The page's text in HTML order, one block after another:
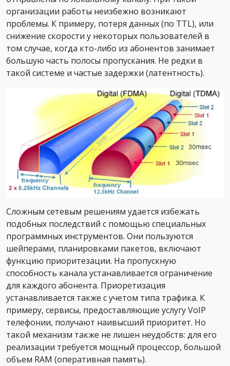
организации работы неизбежно возникают
проблемы. К примеру, потеря данных (по TTL), или
снижение скорости у некоторых пользователей в
том случае, когда кто-либо из абонентов занимает
большую часть полосы пропускания. Не редки в
такой системе и частые задержки (латентность).
Сложным сетевым решениям удается избежать
подобных последствий с помощью специальных
программных инструментов. Они пользуются
шейперами, планировками пакетов, включают
функцию приоритезации. На пропускную
способность канала устанавливается ограничение
для каждого абонента. Приоретизация
устанавливается также с учетом типа трафика. К
примеру, сервисы, предоставляющие услугу VoIP
телефонии, получают наивысший приоритет. Но
такой механизм также не лишен неудобств: для его
реализации требуется мощный процессор, большой
объем RAM (оперативная память).